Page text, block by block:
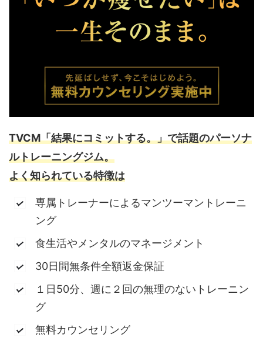
TVCM「結果にコミットする。」で話題のパーソナ
ルトレーニングジム。
よく知られている特徴は
専属トレーナーによるマンツーマントレーニ
ング
食生活やメンタルのマネージメント
30日間無条件全額返金保証
１日50分、週に２回の無理のないトレーニン
グ
無料カウンセリング